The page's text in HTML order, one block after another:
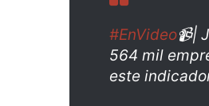
#EnVideo📹|
564 mil
este